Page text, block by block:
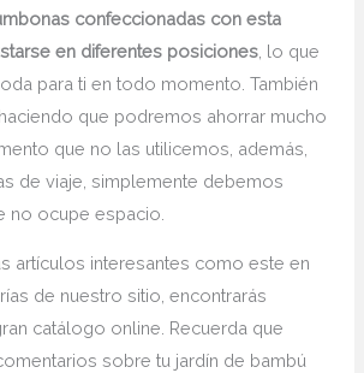
confeccionadas con esta
en diferentes posiciones , lo que
para ti en todo momento. También
que podremos ahorrar mucho
que no las utilicemos, además,
de viaje, simplemente debemos
no ocupe espacio.
artículos interesantes como este en
de nuestro sitio, encontrarás
catálogo online. Recuerda que
sobre tu jardín de bambú